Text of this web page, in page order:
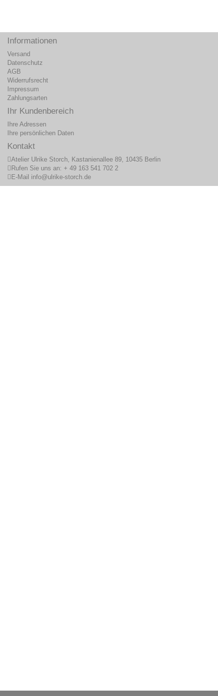
Informationen
Versand
Datenschutz
AGB
Widerrufsrecht
Impressum
Zahlungsarten
Ihr Kundenbereich
Ihre Adressen
Ihre persönlichen Daten
Kontakt
Atelier Ulrike Storch, Kastanienallee 89, 10435 Berlin
Rufen Sie uns an: + 49 163 541 702 2
E-Mail info@ulrike-storch.de